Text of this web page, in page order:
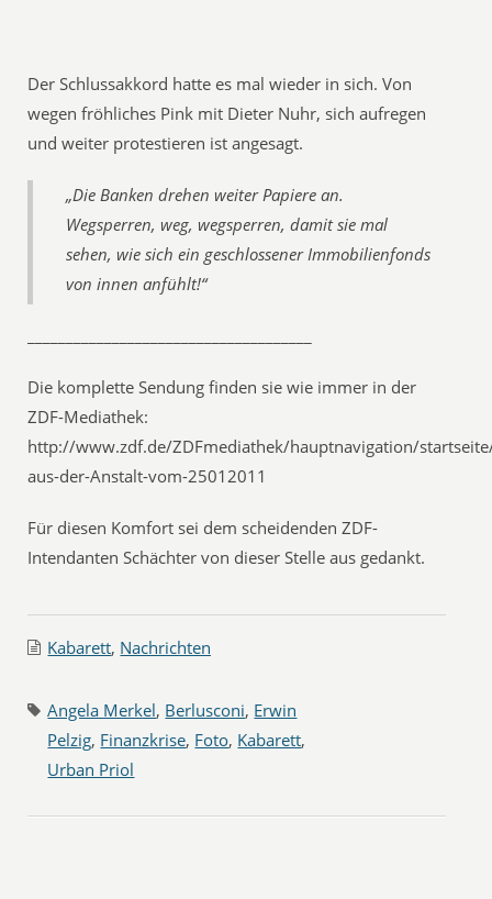
Der Schlussakkord hatte es mal wieder in sich. Von
wegen fröhliches Pink mit Dieter Nuhr, sich aufregen
und weiter protestieren ist angesagt.
„Die Banken drehen weiter Papiere an.
Wegsperren, weg, wegsperren, damit sie mal
sehen, wie sich ein geschlossener Immobilienfonds
von innen anfühlt!“
Die komplette Sendung finden sie wie immer in der
ZDF-Mediathek:
http://www.zdf.de/ZDFmediathek/hauptnavigation/
aus-der-Anstalt-vom-25012011
Für diesen Komfort sei dem scheidenden ZDF-
Intendanten Schächter von dieser Stelle aus gedankt.
Kabarett, Nachrichten
Angela Merkel, Berlusconi, Erwin
Pelzig, Finanzkrise, Foto, Kabarett,
Urban Priol